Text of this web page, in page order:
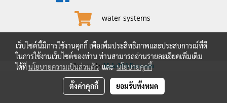
water systems
Powered byMakeWebEasy.com
เว็บไซต์นี้มีการใช้งานคุกกี้ เพื่อเพิ่มประสิทธิภาพและประสบการณ์ที่ดี
ในการใช้งานเว็บไซต์ของท่าน ท่านสามารถอ่านรายละเอียดเพิ่มเติม
ได้ที่นโยบายความเป็นส่วนตัวและนโยบายคุกกี้
ตั้งค่าคุกกี้ ยอมรับทั้งหมด